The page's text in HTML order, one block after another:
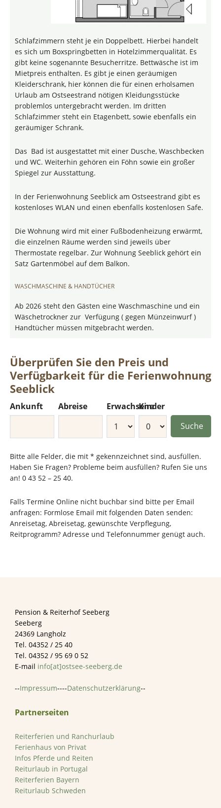
Schlafzimmern steht je ein Doppelbett. Hierbei handelt
es sich um Boxspringbetten in Hotelzimmerqualität. Es
gibt keine sogenannte Besucherritze. Bettwäsche ist im
Mietpreis enthalten. Es gibt je einen geräumigen
Kleiderschrank, hier können die für einen erholsamen
Urlaub am Ostseestrand nötigen Kleidungsstücke
problemlos untergebracht werden. Im dritten
Schlafzimmer steht ein Etagenbett, sowie ebenfalls ein
geräumiger Schrank.
Das Bad ist ausgestattet mit einer Dusche, Waschbecken
und WC. Weiterhin gehören ein Föhn sowie ein großer
Spiegel zur Ausstattung.
In der Ferienwohnung Seeblick am Ostseestrand gibt es
kostenloses WLAN und einen ebenfalls kostenlosen Safe.
Die Wohnung wird mit einer Fußbodenheizung erwärmt,
die einzelnen Räume werden sind jeweils über
Thermostate regelbar. Zur Wohnung Seeblick gehört ein
Satz Gartenmöbel auf dem Balkon.
WASCHMASCHINE & HANDTÜCHER
Ab 2026 steht den Gästen eine Waschmaschine und ein
Wäschetrockner zur Verfügung ( gegen Münzeinwurf )
Handtücher müssen mitgebracht werden.
Überprüfen Sie den Preis und
Verfügbarkeit für die Ferienwohnung
Seeblick
Ankunft Abreise Erwachsene
Kinder
Bitte alle Felder, die mit * gekennzeichnet sind, ausfüllen.
Haben Sie Fragen? Probleme beim ausfüllen? Rufen Sie uns
an! 0 43 52 – 25 40.
Falls Termine Online nicht buchbar sind bitte per Email
anfragen: Formlose Email mit folgenden Daten senden:
Anreisetag, Abreisetag, gewünschte Verpflegung,
Reitprogramm? Adresse und Telefonnummer genügt auch.
Pension & Reiterhof Seeberg
Seeberg
24369 Langholz
Tel. 04352 / 25 40
Tel. 04352 / 95 69 0 52
E-mail info[at]ostsee-seeberg.de
--Impressum----Datenschutzerklärung--
Partnerseiten
Reiterferien und Ranchurlaub
Ferienhaus von Privat
Infos Pferde und Reiten
Reiturlaub in Portugal
Reiterferien Bayern
Reiturlaub Schweden